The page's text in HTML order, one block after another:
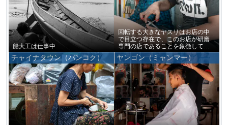
船大工は仕事中
回転する大きなヤスリはお店の中
で目立つ存在で、このお店が研磨
専門の店であることを象徴してい
るかのようだった
チャイナタウン（バンコク） ヤンゴン（ミャンマー）